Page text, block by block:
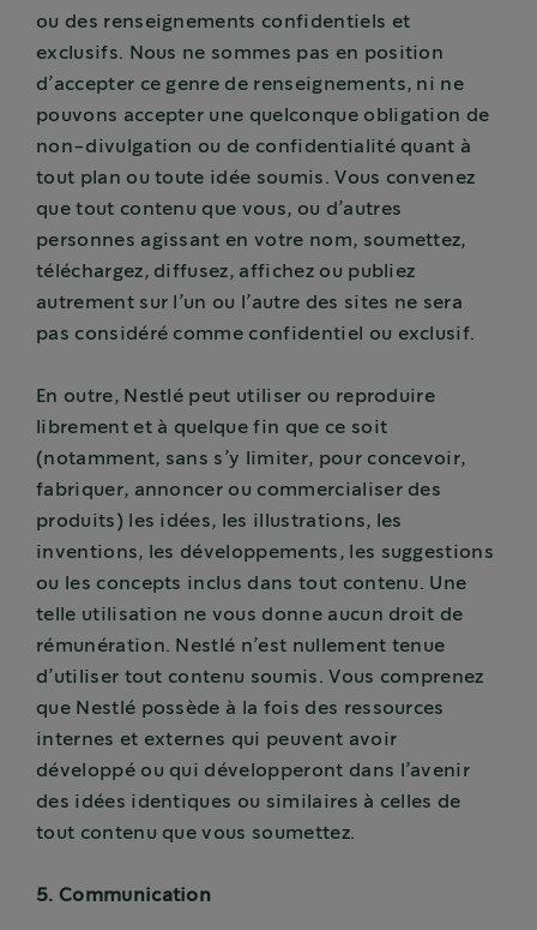
ou des renseignements confidentiels et
exclusifs. Nous ne sommes pas en position
d’accepter ce genre de renseignements, ni ne
pouvons accepter une quelconque obligation de
non-divulgation ou de confidentialité quant à
tout plan ou toute idée soumis. Vous convenez
que tout contenu que vous, ou d’autres
personnes agissant en votre nom, soumettez,
téléchargez, diffusez, affichez ou publiez
autrement sur l’un ou l’autre des sites ne sera
pas considéré comme confidentiel ou exclusif.
En outre, Nestlé peut utiliser ou reproduire
librement et à quelque fin que ce soit
(notamment, sans s’y limiter, pour concevoir,
fabriquer, annoncer ou commercialiser des
produits) les idées, les illustrations, les
inventions, les développements, les suggestions
ou les concepts inclus dans tout contenu. Une
telle utilisation ne vous donne aucun droit de
rémunération. Nestlé n’est nullement tenue
d’utiliser tout contenu soumis. Vous comprenez
que Nestlé possède à la fois des ressources
internes et externes qui peuvent avoir
développé ou qui développeront dans l’avenir
des idées identiques ou similaires à celles de
tout contenu que vous soumettez.
5. Communication